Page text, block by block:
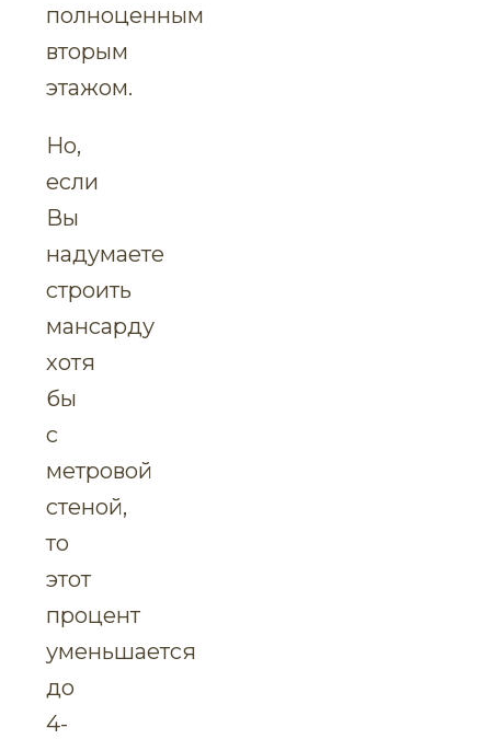
полноценным
вторым
этажом.
Но,
если
Вы
надумаете
строить
мансарду
хотя
бы
с
метровой
стеной,
то
этот
процент
уменьшается
до
4-